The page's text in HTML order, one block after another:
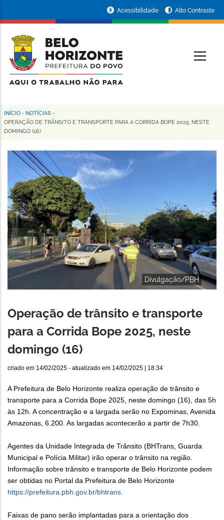
conteúdo
principal
da
Prefeitura
de
Horizonte
Acessibilidade Alto Contraste
Trilha
de
navegação
INÍCIO - NOTÍCIAS -
OPERAÇÃO DE TRÂNSITO E TRANSPORTE PARA A CORRIDA BOPE 2025, NESTE
DOMINGO (16)
Divulgação/PBH
Operação de trânsito e transporte
para a Corrida Bope 2025, neste
domingo (16)
criado em 14/02/2025 - atualizado em 14/02/2025 | 18:34
A Prefeitura de Belo Horizonte realiza operação de trânsito e
transporte para a Corrida Bope 2025, neste domingo (16), das 5h
às 12h. A concentração e a largada serão no Expominas, Avenida
Amazonas, 6.200. As largadas acontecerão a partir de 7h30.
Agentes da Unidade Integrada de Trânsito (BHTrans, Guarda
Municipal e Polícia Militar) irão operar o trânsito na região.
Informação sobre trânsito e transporte de Belo Horizonte podem
ser obtidas no Portal da Prefeitura de Belo Horizonte
https://prefeitura.pbh.gov.br/bhtrans.
Faixas de pano serão implantadas para a orientação dos